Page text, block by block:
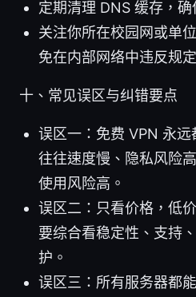
定期清理 DNS 缓存，确
关注你所在校园网或单
免在内部网络中违反规定
十、常见误区与纠错要点
误区一：免费 VPN 永远
往往速度慢、隐私风险
使用风险高。
误区二：只看价格，低
要综合看稳定性、支持
护。
误区三：所有服务器都